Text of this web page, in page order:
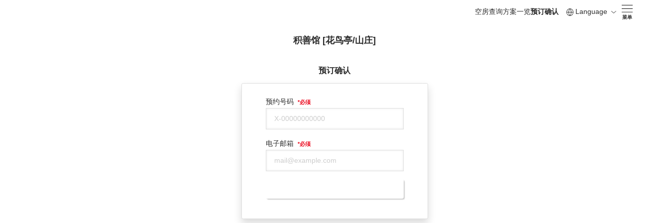
空房查询方案一览预订确认 Language
菜单
积善馆 [花鸟亭/山庄]
预订确认
预约号码 *必须
电子邮箱 *必须